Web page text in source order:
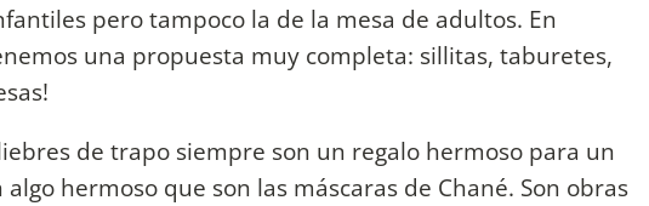
pero tampoco la de la mesa de adultos. En
una propuesta muy completa: sillitas, taburetes,
de trapo siempre son un regalo hermoso para un
hermoso que son las máscaras de Chané. Son obras